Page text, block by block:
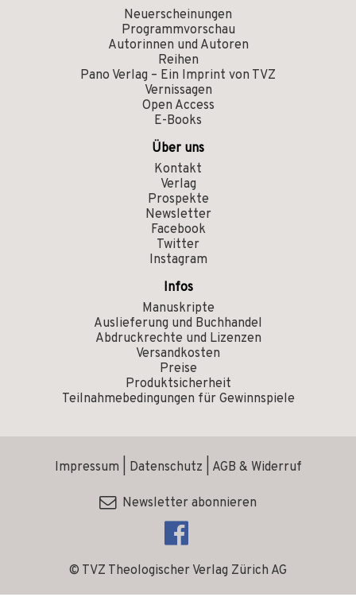
Neuerscheinungen
Programmvorschau
Autorinnen und Autoren
Reihen
Pano Verlag – Ein Imprint von TVZ
Vernissagen
Open Access
E-Books
Über uns
Kontakt
Verlag
Prospekte
Newsletter
Facebook
Twitter
Instagram
Infos
Manuskripte
Auslieferung und Buchhandel
Abdruckrechte und Lizenzen
Versandkosten
Preise
Produktsicherheit
Teilnahmebedingungen für Gewinnspiele
© TVZ Theologischer Verlag Zürich AG
Impressum Datenschutz AGB & Widerruf
Newsletter abonnieren